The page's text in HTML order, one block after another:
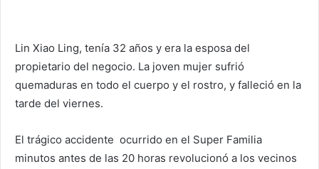
Lin Xiao Ling, tenía 32 años y era la esposa del
propietario del negocio. La joven mujer sufrió
quemaduras en todo el cuerpo y el rostro, y falleció en la
tarde del viernes.
El trágico accidente ocurrido en el Super Familia
minutos antes de las 20 horas revolucionó a los vecinos